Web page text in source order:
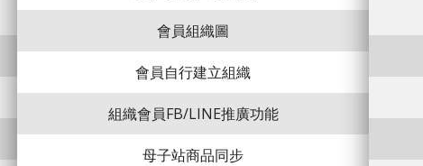
會員組織圖
會員自行建立組織
組織會員FB/LINE推廣功能
母子站商品同步